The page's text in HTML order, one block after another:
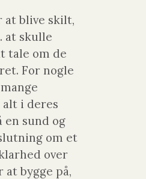
at blive skilt,
at skulle
tale om de
For nogle
i deres
sund og
om et
over
bygge på,